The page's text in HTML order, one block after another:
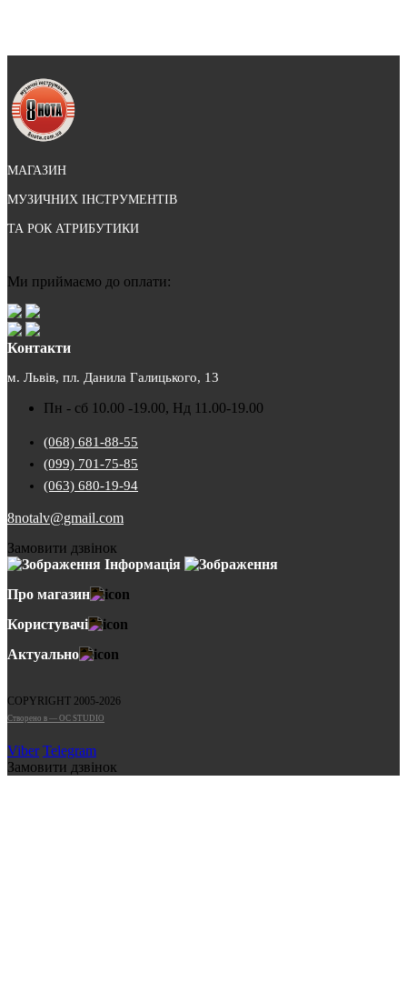
МАГАЗИН
МУЗИЧНИХ ІНСТРУМЕНТІВ
ТА РОК АТРИБУТИКИ
Ми приймаємо до оплати:
Контакти
м. Львів, пл. Данила Галицького, 13
Пн - сб 10.00 -19.00, Нд 11.00-19.00
(068) 681-88-55
(099) 701-75-85
(063) 680-19-94
8notalv@gmail.com
Замовити дзвінок
Інформація
Про магазин
Користувачі
Актуально
COPYRIGHT 2005-2026
Cтворено в — OC STUDIO
Viber Telegram
Замовити дзвінок